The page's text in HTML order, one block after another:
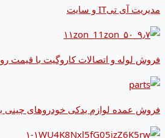
مدیریت آی تیIT و سایت
فروش لوله و اتصالات کاروگیت با قیمت
فروش عمده لوازم یدکی خودروهای چینی